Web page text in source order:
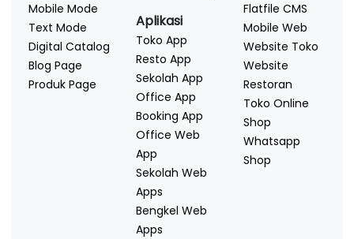
Mobile Mode
Text Mode
Digital Catalog
Blog Page
Produk Page
Aplikasi
Toko App
Resto App
Sekolah App
Office App
Booking App
Office Web
App
Sekolah Web
Apps
Bengkel Web
Apps
Flatfile CMS
Mobile Web
Website Toko
Website
Restoran
Toko Online
Shop
Whatsapp
Shop